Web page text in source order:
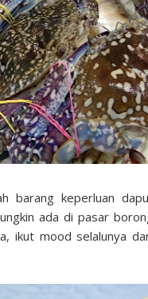
barang keperluan
ada di pasar
ikut mood selalunya